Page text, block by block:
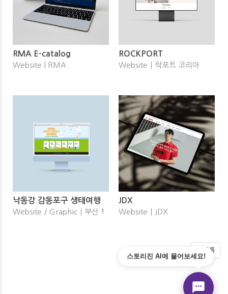
RMA E-catalog
Website | RMA
ROCKPORT
Websiteㅣ락포트 코리아
낙동강 감동포구 생태여행
Website / Graphicㅣ부산 북구청
JDX
WebsiteㅣJDX
목록
스토리진 AI에 물어보세요!